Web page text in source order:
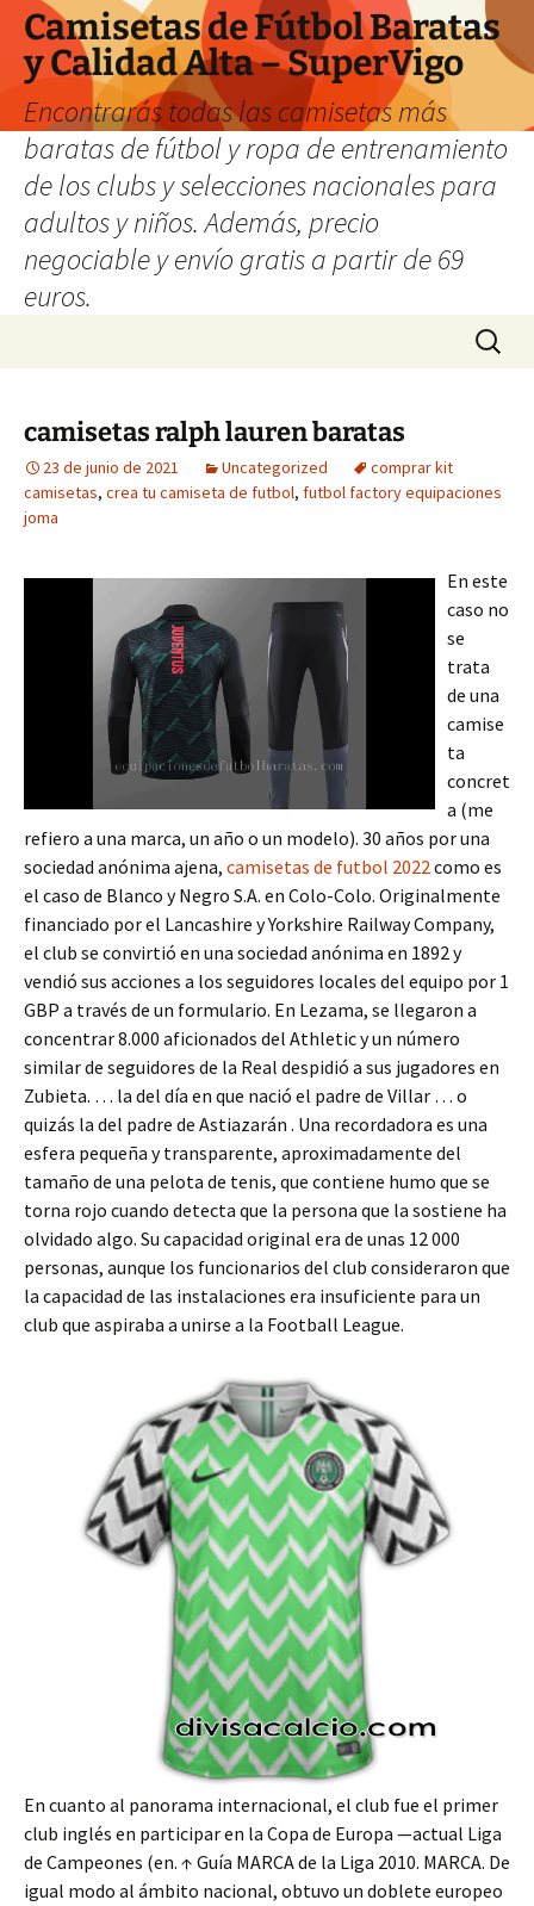
Camisetas de Fútbol Baratas
y Calidad Alta – SuperVigo
Encontrarás todas las camisetas más
baratas de fútbol y ropa de entrenamiento
de los clubs y selecciones nacionales para
adultos y niños. Además, precio
negociable y envío gratis a partir de 69
euros.
Buscar:
camisetas ralph lauren baratas
23 de junio de 2021 Uncategorized
comprar kit
camisetas, crea tu camiseta de futbol, futbol factory equipaciones
joma
En este
caso no
se
trata
de una
camise
ta
concret
a (me
refiero a una marca, un año o un modelo). 30 años por una
sociedad anónima ajena, camisetas de futbol 2022como es
el caso de Blanco y Negro S.A. en Colo-Colo. Originalmente
financiado por el Lancashire y Yorkshire Railway Company,
el club se convirtió en una sociedad anónima en 1892 y
vendió sus acciones a los seguidores locales del equipo por 1
GBP a través de un formulario. En Lezama, se llegaron a
concentrar 8.000 aficionados del Athletic y un número
similar de seguidores de la Real despidió a sus jugadores en
Zubieta. … la del día en que nació el padre de Villar … o
quizás la del padre de Astiazarán . Una recordadora es una
esfera pequeña y transparente, aproximadamente del
tamaño de una pelota de tenis, que contiene humo que se
torna rojo cuando detecta que la persona que la sostiene ha
olvidado algo. Su capacidad original era de unas 12 000
personas, aunque los funcionarios del club consideraron que
la capacidad de las instalaciones era insuficiente para un
club que aspiraba a unirse a la Football League.
En cuanto al panorama internacional, el club fue el primer
club inglés en participar en la Copa de Europa —actual Liga
de Campeones (en. ↑ Guía MARCA de la Liga 2010. MARCA. De
igual modo al ámbito nacional, obtuvo un doblete europeo